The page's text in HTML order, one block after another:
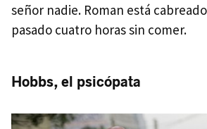
señor nadie. Roman está
pasado cuatro horas sin comer.
Hobbs, el psicópata